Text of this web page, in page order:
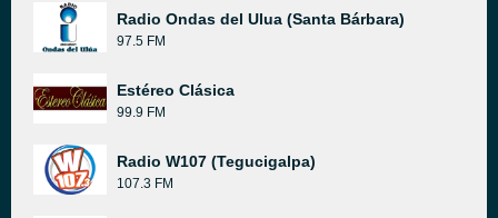
Radio Ondas del Ulua (Santa Bárbara)
97.5 FM
Estéreo Clásica
99.9 FM
Radio W107 (Tegucigalpa)
107.3 FM